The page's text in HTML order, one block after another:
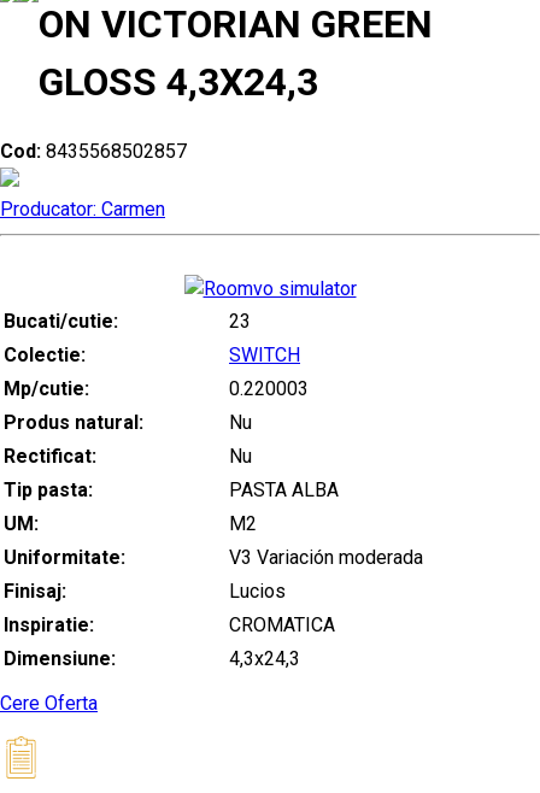
ON VICTORIAN GREEN
GLOSS 4,3X24,3
Cod: 8435568502857
Producator: Carmen
Bucati/cutie:
23
Colectie:
SWITCH
Mp/cutie:
0.220003
Produs natural:
Nu
Rectificat:
Nu
Tip pasta:
PASTA ALBA
UM:
M2
Uniformitate:
V3 Variación moderada
Finisaj:
Lucios
Inspiratie:
CROMATICA
Dimensiune:
4,3x24,3
Cere Oferta